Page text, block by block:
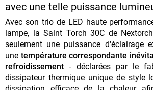
avec une telle puissance
Avec son trio de LED haute
lampe, la Saint Torch 30C de
seulement une puissance d'éclairage
une température correspondante
refroidissement - déclarées par le
dissipateur thermique unique de style